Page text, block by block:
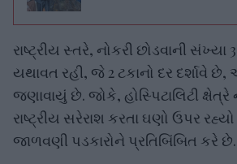
રાષ્ટ્રીય સ્તરે, નોકરી છોડવાની સંખ્યા
યથાવત રહી, જે 2 ટકાનો દર દર્શાવે
જણાવાયું છે. જોકે, હોસ્પિટાલિટી ક્ષેત્રે
રાષ્ટ્રીય સરેરાશ કરતા ઘણો ઉપર
જાળવણી પડકારોને પ્રતિબિંબિત કરે છે.